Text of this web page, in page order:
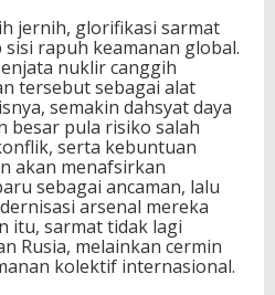
jernih, glorifikasi sarmat
rapuh keamanan global.
nuklir canggih
tersebut sebagai alat
semakin dahsyat daya
besar pula risiko salah
serta kebuntuan
akan menafsirkan
sebagai ancaman, lalu
arsenal mereka
itu, sarmat tidak lagi
Rusia, melainkan cermin
kolektif internasional.